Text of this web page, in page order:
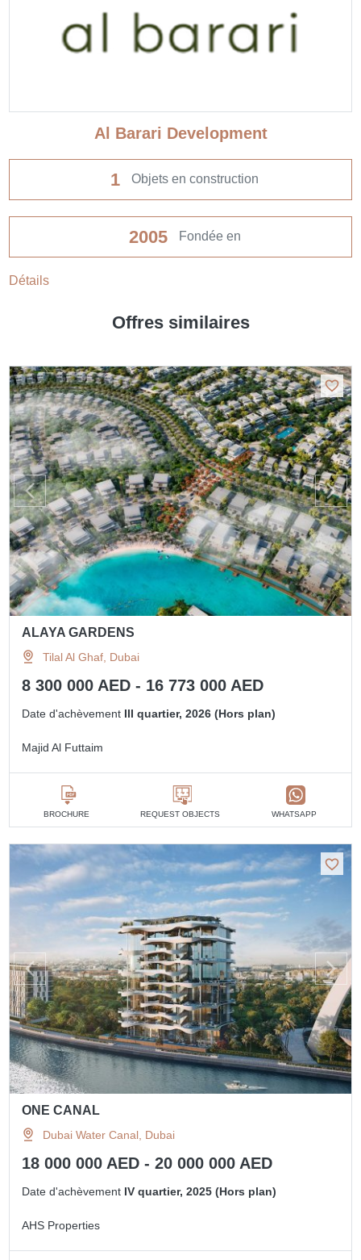
Al Barari Development
1 Objets en construction
2005 Fondée en
Détails
Offres similaires
ALAYA GARDENS
Tilal Al Ghaf, Dubai
8 300 000 AED - 16 773 000 AED
Date d'achèvement III quartier, 2026 (Hors plan)
Majid Al Futtaim
BROCHURE REQUEST OBJECTS WHATSAPP
ONE CANAL
Dubai Water Canal, Dubai
18 000 000 AED - 20 000 000 AED
Date d'achèvement IV quartier, 2025 (Hors plan)
AHS Properties